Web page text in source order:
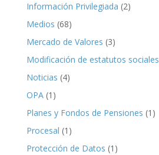
Información Privilegiada (2)
Medios (68)
Mercado de Valores (3)
Modificación de estatutos sociales
Noticias (4)
OPA(1)
Planes y Fondos de Pensiones (1)
Procesal (1)
Protección de Datos (1)